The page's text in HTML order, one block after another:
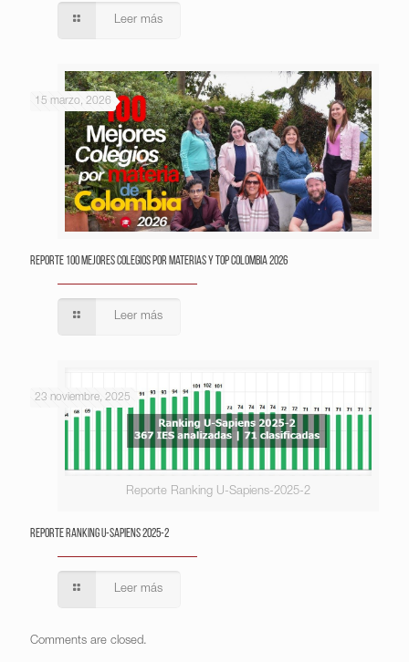
Leer más
15 marzo, 2026
Reporte 100 Mejores Colegios por Materias y Top Colombia 2026
Leer más
Reporte Ranking U-Sapiens-2025-2
23 noviembre, 2025
Reporte Ranking U-Sapiens 2025-2
Leer más
Comments are closed.